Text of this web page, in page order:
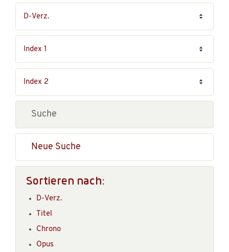
Neue Suche
Sortieren nach:
D-Verz.
Titel
Chrono
Opus